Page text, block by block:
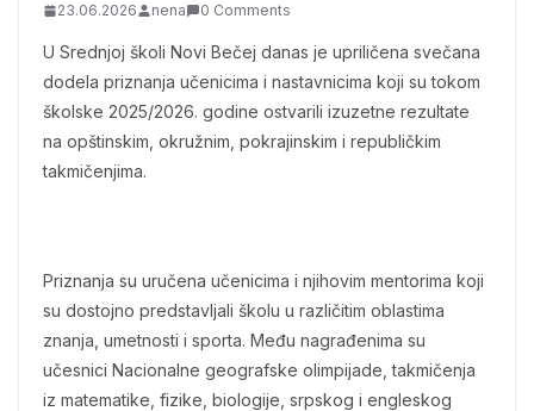
23.06.2026 nena 0 Comments
U Srednjoj školi Novi Bečej danas je upriličena svečana
dodela priznanja učenicima i nastavnicima koji su tokom
školske 2025/2026. godine ostvarili izuzetne rezultate
na opštinskim, okružnim, pokrajinskim i republičkim
takmičenjima.
Priznanja su uručena učenicima i njihovim mentorima koji
su dostojno predstavljali školu u različitim oblastima
znanja, umetnosti i sporta. Među nagrađenima su
učesnici Nacionalne geografske olimpijade, takmičenja
iz matematike, fizike, biologije, srpskog i engleskog